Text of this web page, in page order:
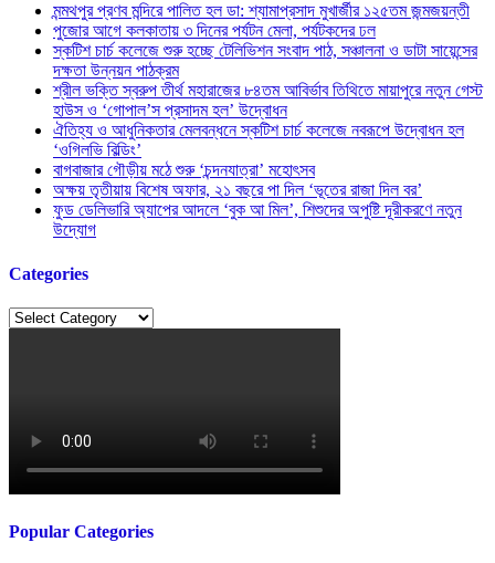
মন্মথপুর প্রণব মন্দিরে পালিত হল ডা: শ্যামাপ্রসাদ মুখার্জীর ১২৫তম জন্মজয়ন্তী
পুজোর আগে কলকাতায় ৩ দিনের পর্যটন মেলা, পর্যটকদের ঢল
স্কটিশ চার্চ কলেজে শুরু হচ্ছে টেলিভিশন সংবাদ পাঠ, সঞ্চালনা ও ডাটা সায়েন্সের
দক্ষতা উন্নয়ন পাঠক্রম
শ্রীল ভক্তি স্বরুপ তীর্থ মহারাজের ৮৪তম আবির্ভাব তিথিতে মায়াপুরে নতুন গেস্ট
হাউস ও ‘গোপাল’স প্রসাদম হল’ উদ্বোধন
ঐতিহ্য ও আধুনিকতার মেলবন্ধনে স্কটিশ চার্চ কলেজে নবরূপে উদ্বোধন হল
‘ওগিলভি বিল্ডিং’
বাগবাজার গৌড়ীয় মঠে শুরু ‘চন্দনযাত্রা’ মহোৎসব
অক্ষয় তৃতীয়ায় বিশেষ অফার, ২১ বছরে পা দিল ‘ভূতের রাজা দিল বর’
ফুড ডেলিভারি অ্যাপের আদলে ‘বুক আ মিল’, শিশুদের অপুষ্টি দূরীকরণে নতুন
উদ্যোগ
Categories
Categories
Popular Categories